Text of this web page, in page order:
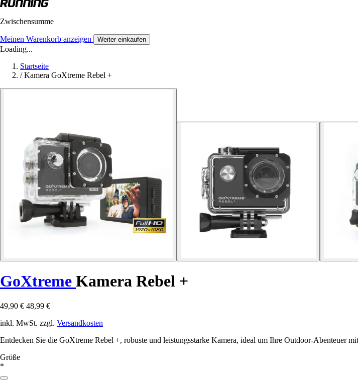
Zwischensumme
Meinen Warenkorb anzeigen Weiter einkaufen
Loading...
Startseite
/ Kamera GoXtreme Rebel +
GoXtreme Kamera Rebel +
49,90 € 48,99 €
inkl. MwSt. zzgl. Versandkosten
Entdecken Sie die GoXtreme Rebel +, robuste und leistungsstarke Kamera, ideal um Ihre Outdoor-Abenteuer
Größe
*